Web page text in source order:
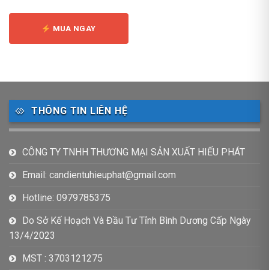
MUA NGAY
THÔNG TIN LIÊN HỆ
CÔNG TY TNHH THƯƠNG MẠI SẢN XUẤT HIẾU PHÁT
Email: candientuhieuphat@gmail.com
Hotline: 0979785375
Do Sở Kế Hoạch Và Đầu Tư Tỉnh Bình Dương Cấp Ngày
13/4/2023
MST : 3703121275